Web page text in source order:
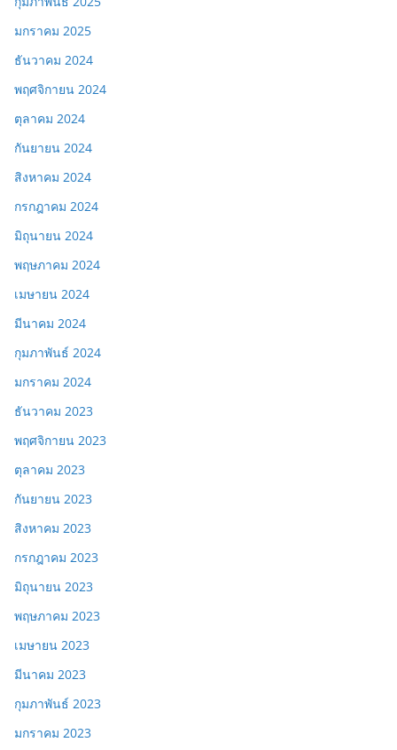
มกราคม 2025
ธันวาคม 2024
พฤศจิกายน 2024
ตุลาคม 2024
กันยายน 2024
สิงหาคม 2024
กรกฎาคม 2024
มิถุนายน 2024
พฤษภาคม 2024
เมษายน 2024
มีนาคม 2024
กุมภาพันธ์ 2024
มกราคม 2024
ธันวาคม 2023
พฤศจิกายน 2023
ตุลาคม 2023
กันยายน 2023
สิงหาคม 2023
กรกฎาคม 2023
มิถุนายน 2023
พฤษภาคม 2023
เมษายน 2023
มีนาคม 2023
กุมภาพันธ์ 2023
มกราคม 2023